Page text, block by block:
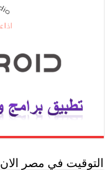
التوقيت في مصر الان